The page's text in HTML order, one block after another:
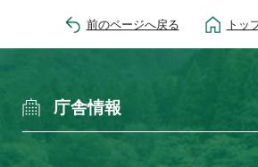
前のページへ戻る トッ
庁舎情報